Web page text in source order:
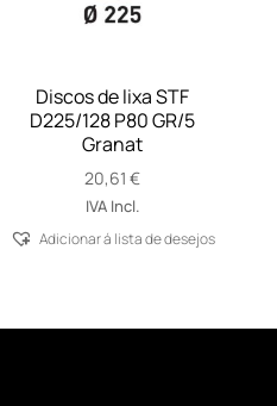
Discos de lixa STF
D225/128 P80 GR/5
Granat
20,61€
IVA Incl.
Adicionar á lista de desejos